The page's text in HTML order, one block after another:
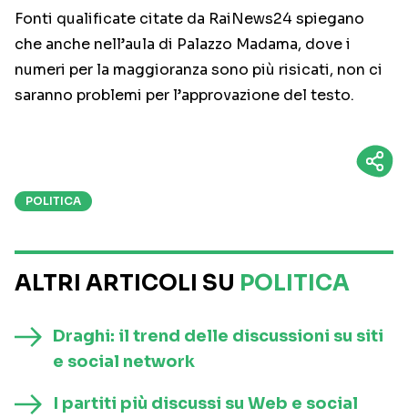
Fonti qualificate citate da RaiNews24 spiegano
che anche nell’aula di Palazzo Madama, dove i
numeri per la maggioranza sono più risicati, non ci
saranno problemi per l’approvazione del testo.
POLITICA
ALTRI ARTICOLI SU POLITICA
Draghi: il trend delle discussioni su siti
e social network
I partiti più discussi su Web e social